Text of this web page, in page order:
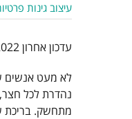
עיצוב גינות
עדכון אחרון 07/09/2022
לא מעט אנשים
נהדרת לכל
מתחשק. בריכת